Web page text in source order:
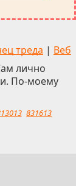
треда | Веб
лично
По-моему
831613